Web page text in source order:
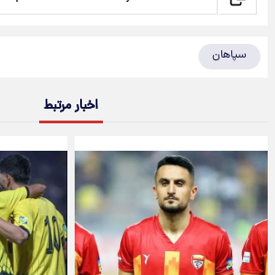
سپاهان
اخبار مرتبط